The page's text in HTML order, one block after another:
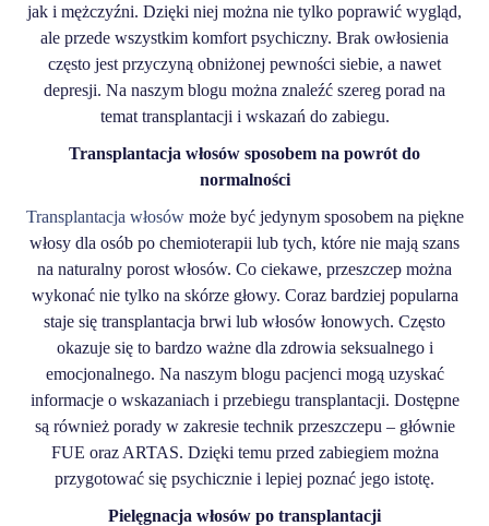
jak i mężczyźni. Dzięki niej można nie tylko poprawić wygląd,
ale przede wszystkim komfort psychiczny. Brak owłosienia
często jest przyczyną obniżonej pewności siebie, a nawet
depresji. Na naszym blogu można znaleźć szereg porad na
temat transplantacji i wskazań do zabiegu.
Transplantacja włosów sposobem na powrót do
normalności
Transplantacja włosówmoże być jedynym sposobem na piękne
włosy dla osób po chemioterapii lub tych, które nie mają szans
na naturalny porost włosów. Co ciekawe, przeszczep można
wykonać nie tylko na skórze głowy. Coraz bardziej popularna
staje się transplantacja brwi lub włosów łonowych. Często
okazuje się to bardzo ważne dla zdrowia seksualnego i
emocjonalnego. Na naszym blogu pacjenci mogą uzyskać
informacje o wskazaniach i przebiegu transplantacji. Dostępne
są również porady w zakresie technik przeszczepu – głównie
FUE oraz ARTAS. Dzięki temu przed zabiegiem można
przygotować się psychicznie i lepiej poznać jego istotę.
Pielęgnacja włosów po transplantacji